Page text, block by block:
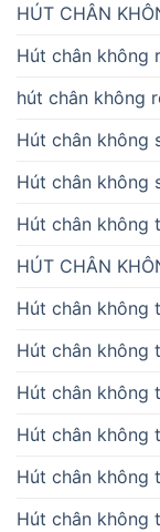
HÚT CHÂN
Hút chân không
hút chân không
Hút chân không
Hút chân không
Hút chân không
HÚT CHÂN
Hút chân không
Hút chân không
Hút chân không
Hút chân không
Hút chân không
Hút chân không